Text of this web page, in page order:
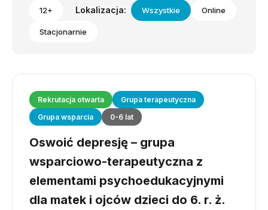
12+ Lokalizacja: Wszystkie Online
Stacjonarnie
Rekrutacja otwarta
Grupa terapeutyczna
Grupa wsparcia
0-6 lat
Oswoić depresję – grupa
wsparciowo-terapeutyczna z
elementami psychoedukacyjnymi
dla matek i ojców dzieci do 6. r. ż.